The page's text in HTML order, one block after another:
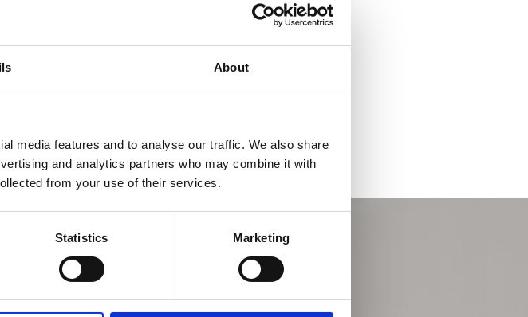
About
media features and to analyse our traffic. We also share
and analytics partners who may combine it with
from your use of their services.
Statistics Marketing